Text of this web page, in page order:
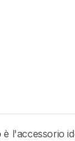
è l'accessorio